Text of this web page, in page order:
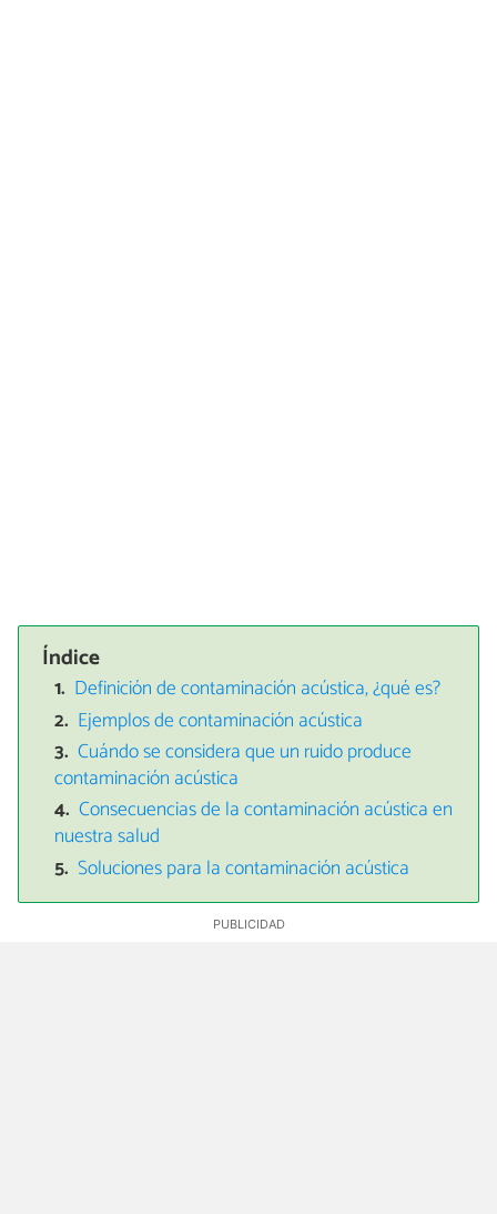
Índice
Definición de contaminación acústica, ¿qué es?
Ejemplos de contaminación acústica
Cuándo se considera que un ruido produce
contaminación acústica
Consecuencias de la contaminación acústica en
nuestra salud
Soluciones para la contaminación acústica